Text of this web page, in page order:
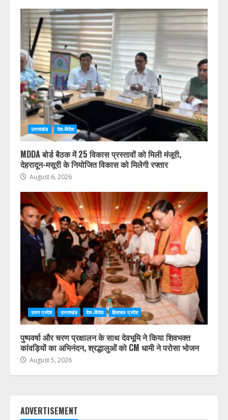
उत्तराखंड देश-विदेश
MDDA बोर्ड बैठक में 25 विकास प्रस्तावों को मिली मंजूरी,
देहरादून-मसूरी के नियोजित विकास को मिलेगी रफ्तार
August 6, 2026
उत्तर प्रदेश उत्तराखंड देश-विदेश हिमाचल प्रदेश
पुष्पवर्षा और चरण प्रक्षालन के साथ देवभूमि ने किया शिवभक्त
कांवड़ियों का अभिनंदन, श्रद्धालुओं को CM धामी ने परोसा भोजन
August 5, 2026
ADVERTISEMENT